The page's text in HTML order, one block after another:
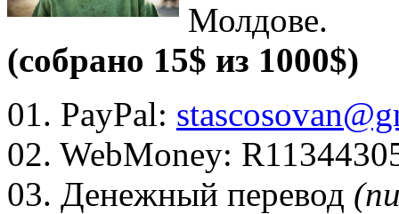
Молдове.
(собрано 15$ из 1000$)
01. PayPal:
02. WebMoney:
03. Денежный перевод